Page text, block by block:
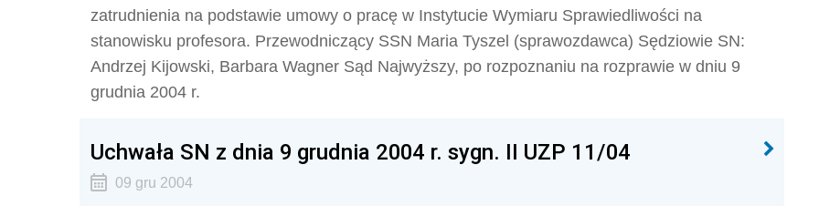
zatrudnienia na podstawie umowy o pracę w Instytucie Wymiaru Sprawiedliwości na
stanowisku profesora. Przewodniczący SSN Maria Tyszel (sprawozdawca) Sędziowie SN:
Andrzej Kijowski, Barbara Wagner Sąd Najwyższy, po rozpoznaniu na rozprawie w dniu 9
grudnia 2004 r.
Uchwała SN z dnia 9 grudnia 2004 r. sygn. II UZP 11/04
09 gru 2004